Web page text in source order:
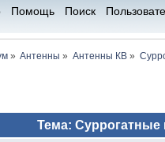
Помощь Поиск
» Антенны » Антенны КВ »
Тема: Суррогатные